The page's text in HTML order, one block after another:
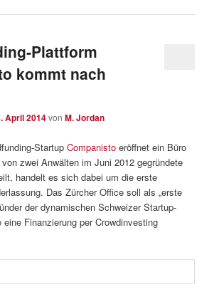
Plattform
kommt nach
April 2014vonM. Jordan
StartupCompanisto eröffnet ein Büro
zwei Anwälten im Juni 2012 gegründete
handelt es sich dabei um die erste
Das Zürcher Office soll als „erste
der dynamischen Schweizer Startup-
eine Finanzierung per Crowdinvesting